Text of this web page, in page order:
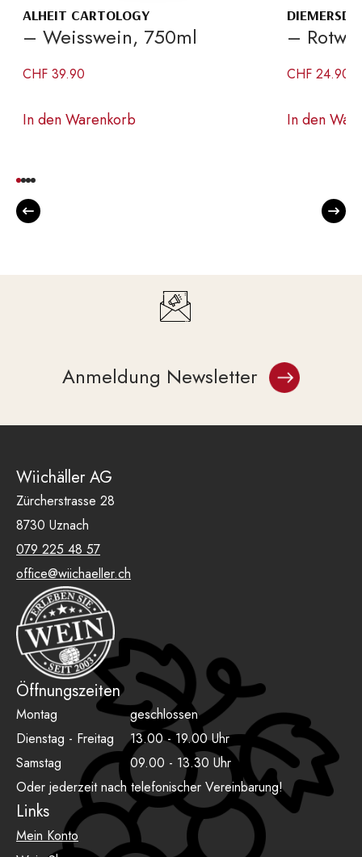
ALHEIT CARTOLOGY
– Weisswein, 750ml
CHF 39.90
In den Warenkorb
–
CHF 24.90
In den
Anmeldung Newsletter
Wiichäller AG
Zürcherstrasse 28
8730 Uznach
079 225 48 57
office@wiichaeller.ch
Öffnungszeiten
Montag
geschlossen
Dienstag - Freitag
13.00 - 19.00 Uhr
Samstag
09.00 - 13.30 Uhr
Oder jederzeit nach telefonischer Vereinbarung!
Links
Mein Konto